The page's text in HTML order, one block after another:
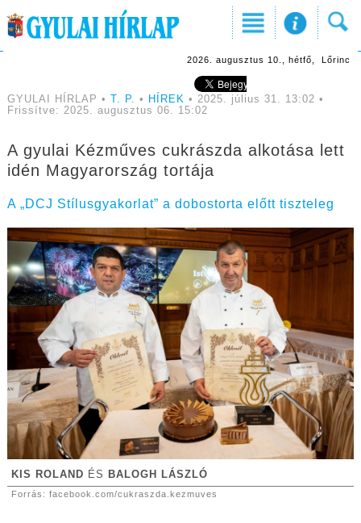
2026. augusztus 10., hétfő, Lőrinc
GYULAI HÍRLAP • T. P. • HÍREK • 2025. július 31. 13:02 •
Frissítve: 2025. augusztus 06. 15:02
A gyulai Kézműves cukrászda alkotása lett
idén Magyarország tortája
A „DCJ Stílusgyakorlat” a dobostorta előtt tiszteleg
KIS ROLAND ÉS BALOGH LÁSZLÓ
Forrás: facebook.com/cukraszda.kezmuves